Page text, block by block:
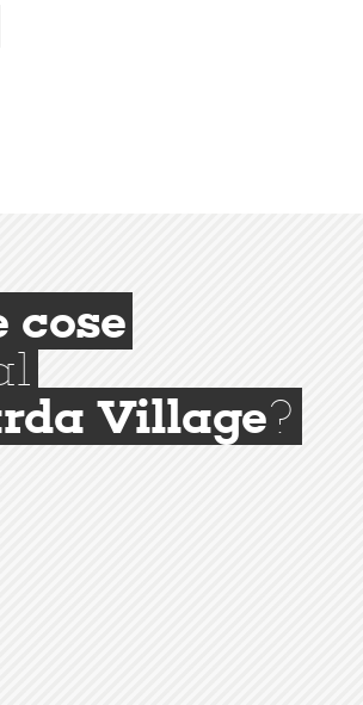
cose
Village?